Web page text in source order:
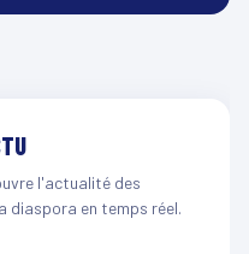
l'actualité des
diaspora en temps réel.